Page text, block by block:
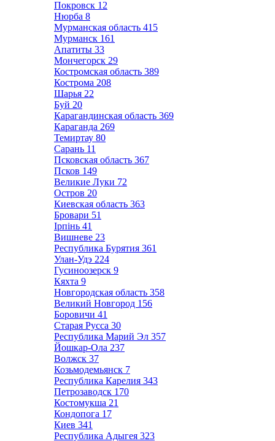
Покровск 12
Нюрба 8
Мурманская область 415
Мурманск 161
Апатиты 33
Мончегорск 29
Костромская область 389
Кострома 208
Шарья 22
Буй 20
Карагандинская область 369
Караганда 269
Темиртау 80
Сарань 11
Псковская область 367
Псков 149
Великие Луки 72
Остров 20
Киевская область 363
Бровари 51
Ірпінь 41
Вишневе 23
Республика Бурятия 361
Улан-Удэ 224
Гусиноозерск 9
Кяхта 9
Новгородская область 358
Великий Новгород 156
Боровичи 41
Старая Русса 30
Республика Марий Эл 357
Йошкар-Ола 237
Волжск 37
Козьмодемьянск 7
Республика Карелия 343
Петрозаводск 170
Костомукша 21
Кондопога 17
Киев 341
Республика Адыгея 323